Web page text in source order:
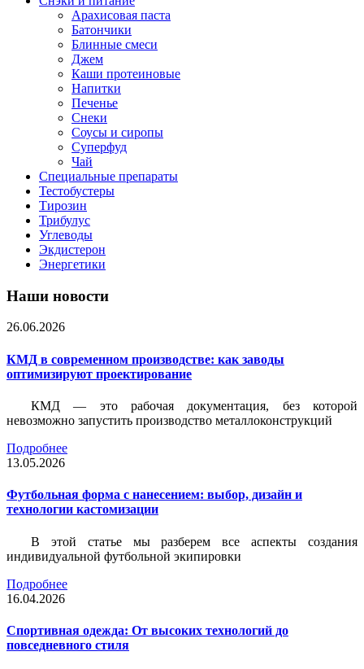
Арахисовая паста
Батончики
Блинные смеси
Джем
Каши протеиновые
Напитки
Печенье
Снеки
Соусы и сиропы
Суперфуд
Чай
Специальные препараты
Тестобустеры
Тирозин
Трибулус
Углеводы
Экдистерон
Энергетики
Наши новости
26.06.2026
КМД в современном производстве: как заводы
оптимизируют проектирование
КМД — это рабочая документация, без которой
невозможно запустить производство металлоконструкций
Подробнее
13.05.2026
Футбольная форма с нанесением: выбор, дизайн и
технологии кастомизации
В этой статье мы разберем все аспекты создания
индивидуальной футбольной экипировки
Подробнее
16.04.2026
Спортивная одежда: От высоких технологий до
повседневного стиля